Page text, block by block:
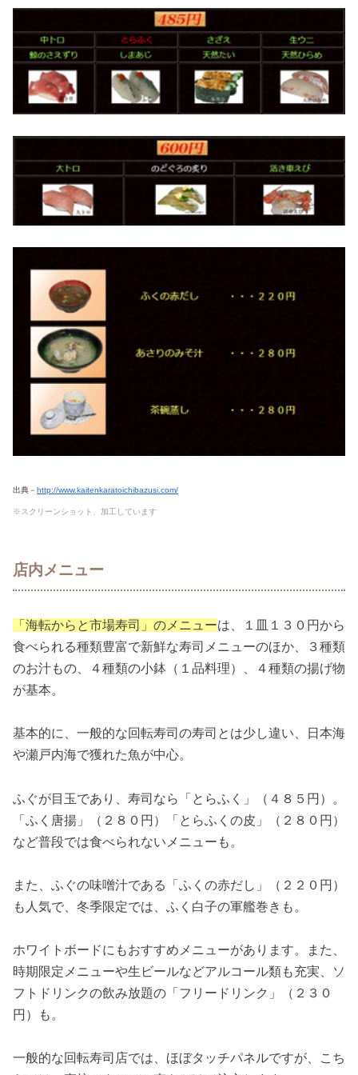
出典－ http://www.kaitenkaratoichibazusi.com/
※スクリーンショット、加工しています
店内メニュー
「海転からと市場寿司」のメニューは、１皿１３０円から
食べられる種類豊富で新鮮な寿司メニューのほか、３種類
のお汁もの、４種類の小鉢（１品料理）、４種類の揚げ物
が基本。
基本的に、一般的な回転寿司の寿司とは少し違い、日本海
や瀬戸内海で獲れた魚が中心。
ふぐが目玉であり、寿司なら「とらふく」（４８５円）。
「ふく唐揚」（２８０円）「とらふくの皮」（２８０円）
など普段では食べられないメニューも。
また、ふぐの味噌汁である「ふくの赤だし」（２２０円）
も人気で、冬季限定では、ふく白子の軍艦巻きも。
ホワイトボードにもおすすめメニューがあります。また、
時期限定メニューや生ビールなどアルコール類も充実、ソ
フトドリンクの飲み放題の「フリードリンク」（２３０
円）も。
一般的な回転寿司店では、ほぼタッチパネルですが、こち